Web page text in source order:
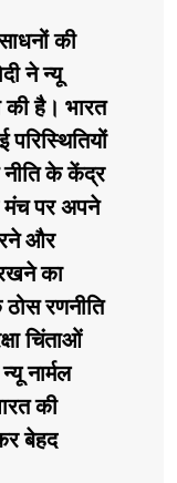
की
ने न्यू
की है। भारत
के केंद्र
मंच पर अपने
और
का
रणनीति
चिंताओं
नार्मल
की
बेहद